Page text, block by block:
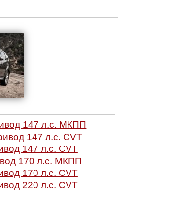
147 л.с. МКПП
147 л.с. CVT
147 л.с. CVT
170 л.с. МКПП
170 л.с. CVT
220 л.с. CVT